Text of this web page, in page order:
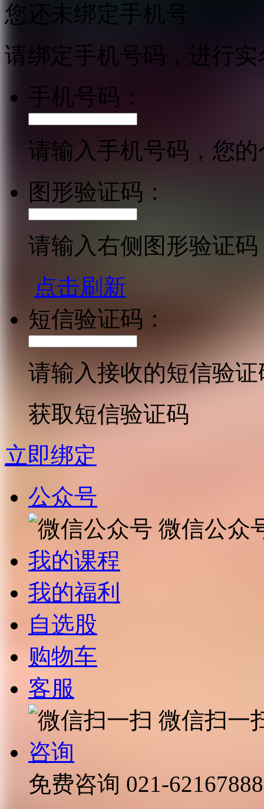
您还未绑定手机号
请绑定手机号码，进行
手机号码：
请输入手机号码，您
图形验证码：
请输入右侧图形验证码
点击刷新
短信验证码：
请输入接收的短信验证
获取短信验证码
立即绑定
公众号
微信公众
我的课程
我的福利
自选股
购物车
客服
微信扫一
咨询
免费咨询 021-62167888